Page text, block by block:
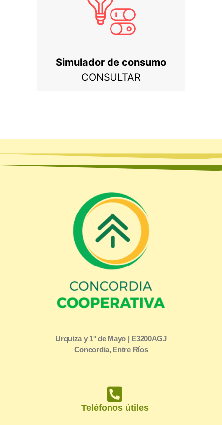
Simulador de consumo
CONSULTAR
Urquiza y 1° de Mayo | E3200AGJ
Concordia, Entre Ríos
Teléfonos útiles